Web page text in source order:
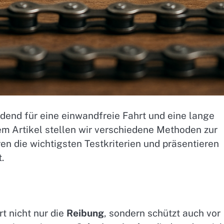
für eine einwandfreie Fahrt und eine lange
Artikel stellen wir verschiedene Methoden zur
die wichtigsten Testkriterien und präsentieren
nicht nur die Reibung, sondern schützt auch vor